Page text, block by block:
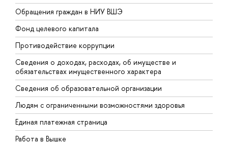
Обращения граждан в НИУ ВШЭ
Фонд целевого капитала
Противодействие коррупции
Сведения о доходах, расходах, об имуществе и
обязательствах имущественного характера
Сведения об образовательной организации
Людям с ограниченными возможностями здоровья
Единая платежная страница
Работа в Вышке